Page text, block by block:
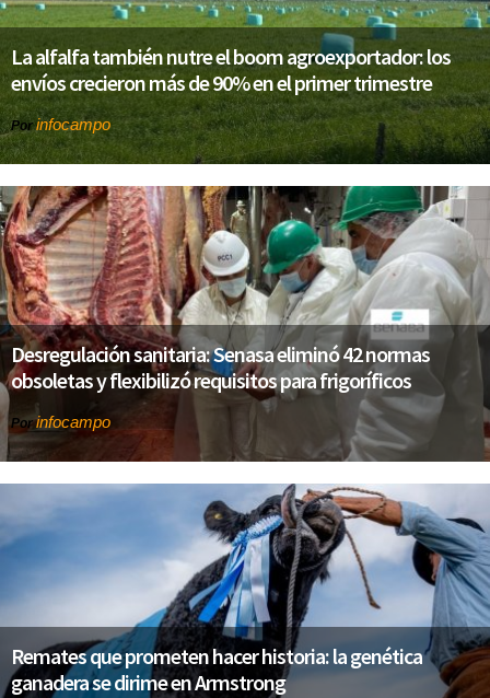
La alfalfa también nutre el boom agroexportador: los
envíos crecieron más de 90% en el primer trimestre
Porinfocampo
Desregulación sanitaria: Senasa eliminó 42 normas
obsoletas y flexibilizó requisitos para frigoríficos
Porinfocampo
Remates que prometen hacer historia: la genética
ganadera se dirime en Armstrong